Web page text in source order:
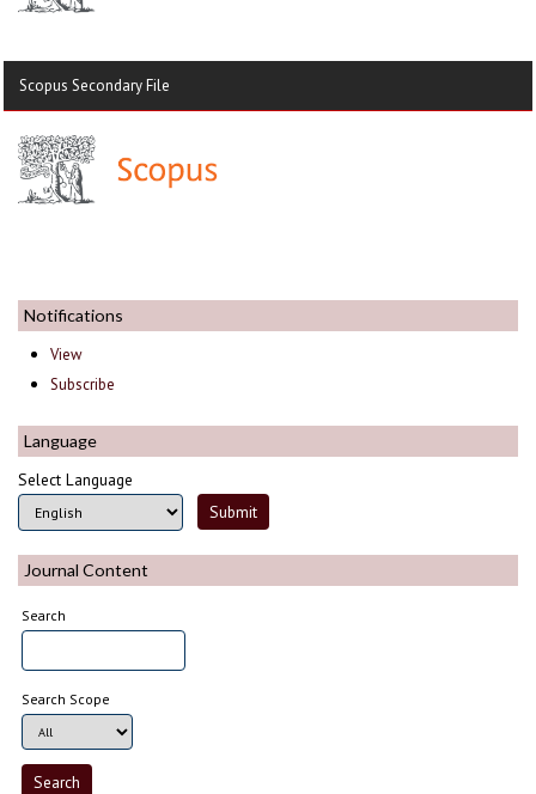
Scopus Secondary File
Notifications
View
Subscribe
Language
Select Language
Journal Content
Search
Search Scope